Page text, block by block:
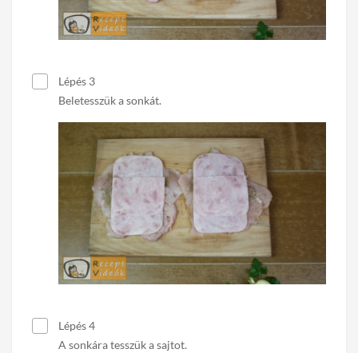
Lépés 3
Beletesszük a sonkát.
Lépés 4
A sonkára tesszük a sajtot.